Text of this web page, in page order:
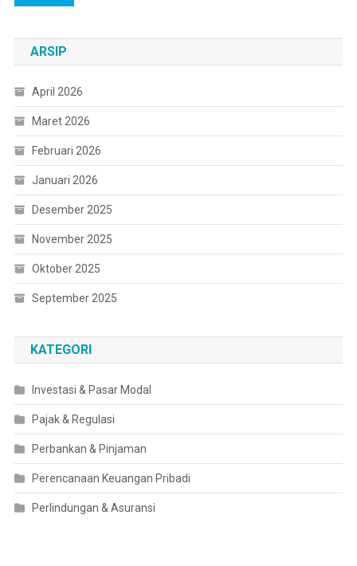
ARSIP
April 2026
Maret 2026
Februari 2026
Januari 2026
Desember 2025
November 2025
Oktober 2025
September 2025
KATEGORI
Investasi & Pasar Modal
Pajak & Regulasi
Perbankan & Pinjaman
Perencanaan Keuangan Pribadi
Perlindungan & Asuransi